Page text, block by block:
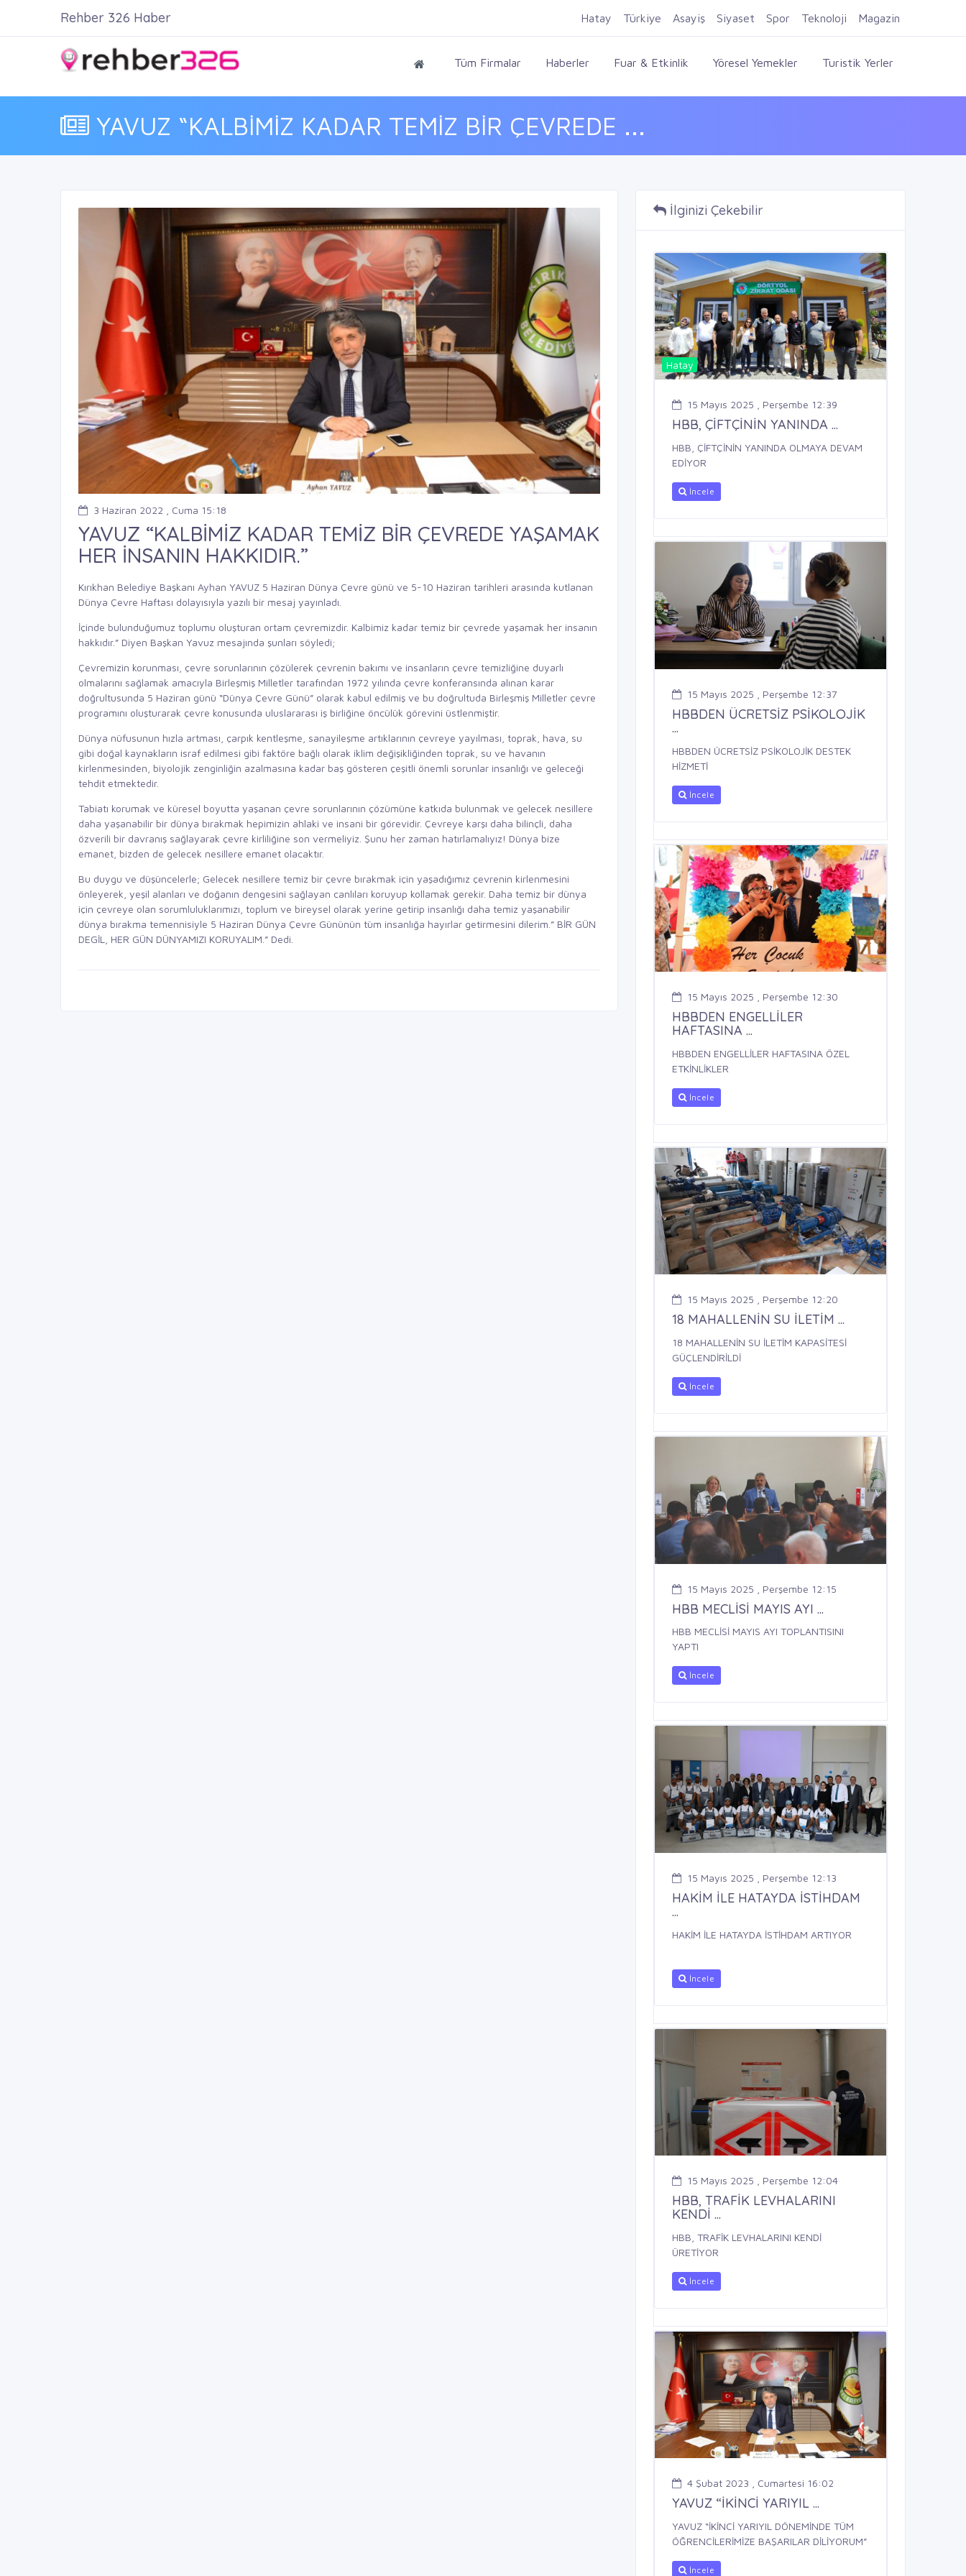
Firma Ekle Kayıt Ol Giriş Yap
Tüm Firmalar Haberler Fuar & Etkinlik Yöresel Yemekler Turistik Yerler
YAVUZ “KALBİMİZ KADAR TEMİZ BİR ÇEVREDE ...
Rehber 326 Haber Hatay Türkiye Asayiş Siyaset Spor Teknoloji Magazin
3 Haziran 2022 , Cuma 15:18
YAVUZ “KALBİMİZ KADAR TEMİZ BİR ÇEVREDE YAŞAMAK
HER İNSANIN HAKKIDIR.”
Kırıkhan Belediye Başkanı Ayhan YAVUZ 5 Haziran Dünya Çevre günü ve 5-10 Haziran tarihleri arasında kutlanan
Dünya Çevre Haftası dolayısıyla yazılı bir mesaj yayınladı.
İçinde bulunduğumuz toplumu oluşturan ortam çevremizdir. Kalbimiz kadar temiz bir çevrede yaşamak her insanın
hakkıdır.” Diyen Başkan Yavuz mesajında şunları söyledi;
Çevremizin korunması, çevre sorunlarının çözülerek çevrenin bakımı ve insanların çevre temizliğine duyarlı
olmalarını sağlamak amacıyla Birleşmiş Milletler tarafından 1972 yılında çevre konferansında alınan karar
doğrultusunda 5 Haziran günü “Dünya Çevre Günü” olarak kabul edilmiş ve bu doğrultuda Birleşmiş Milletler çevre
programını oluşturarak çevre konusunda uluslararası iş birliğine öncülük görevini üstlenmiştir.
Dünya nüfusunun hızla artması, çarpık kentleşme, sanayileşme artıklarının çevreye yayılması, toprak, hava, su
gibi doğal kaynakların israf edilmesi gibi faktöre bağlı olarak iklim değişikliğinden toprak, su ve havanın
kirlenmesinden, biyolojik zenginliğin azalmasına kadar baş gösteren çeşitli önemli sorunlar insanlığı ve geleceği
tehdit etmektedir.
Tabiatı korumak ve küresel boyutta yaşanan çevre sorunlarının çözümüne katkıda bulunmak ve gelecek nesillere
daha yaşanabilir bir dünya bırakmak hepimizin ahlaki ve insani bir görevidir. Çevreye karşı daha bilinçli, daha
özverili bir davranış sağlayarak çevre kirliliğine son vermeliyiz. Şunu her zaman hatırlamalıyız! Dünya bize
emanet, bizden de gelecek nesillere emanet olacaktır.
Bu duygu ve düşüncelerle; Gelecek nesillere temiz bir çevre bırakmak için yaşadığımız çevrenin kirlenmesini
önleyerek, yeşil alanları ve doğanın dengesini sağlayan canlıları koruyup kollamak gerekir. Daha temiz bir dünya
için çevreye olan sorumluluklarımızı, toplum ve bireysel olarak yerine getirip insanlığı daha temiz yaşanabilir
dünya bırakma temennisiyle 5 Haziran Dünya Çevre Gününün tüm insanlığa hayırlar getirmesini dilerim.” BİR GÜN
DEGİL, HER GÜN DÜNYAMIZI KORUYALIM.” Dedi.
İlginizi Çekebilir
Hatay
15 Mayıs 2025 , Perşembe 12:39
HBB, ÇİFTÇİNİN YANINDA ...
HBB, ÇİFTÇİNİN YANINDA OLMAYA DEVAM
EDİYOR
İncele
15 Mayıs 2025 , Perşembe 12:37
HBBDEN ÜCRETSİZ PSİKOLOJİK
...
HBBDEN ÜCRETSİZ PSİKOLOJİK DESTEK
HİZMETİ
İncele
15 Mayıs 2025 , Perşembe 12:30
HBBDEN ENGELLİLER
HAFTASINA ...
HBBDEN ENGELLİLER HAFTASINA ÖZEL
ETKİNLİKLER
İncele
15 Mayıs 2025 , Perşembe 12:20
18 MAHALLENİN SU İLETİM ...
18 MAHALLENİN SU İLETİM KAPASİTESİ
GÜÇLENDİRİLDİ
İncele
15 Mayıs 2025 , Perşembe 12:15
HBB MECLİSİ MAYIS AYI ...
HBB MECLİSİ MAYIS AYI TOPLANTISINI
YAPTI
İncele
15 Mayıs 2025 , Perşembe 12:13
HAKİM İLE HATAYDA İSTİHDAM
...
HAKİM İLE HATAYDA İSTİHDAM ARTIYOR
İncele
15 Mayıs 2025 , Perşembe 12:04
HBB, TRAFİK LEVHALARINI
KENDİ ...
HBB, TRAFİK LEVHALARINI KENDİ
ÜRETİYOR
İncele
4 Şubat 2023 , Cumartesi 16:02
YAVUZ “İKİNCİ YARIYIL ...
YAVUZ “İKİNCİ YARIYIL DÖNEMİNDE TÜM
ÖĞRENCİLERİMİZE BAŞARILAR DİLİYORUM”
İncele